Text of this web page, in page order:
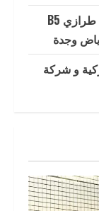
الفطيم تطلق DENZA في السعودية وتطرح طرازي B5
و شركة